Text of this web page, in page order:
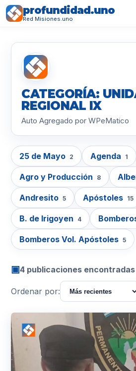
profundidad.uno
Red Misiones.uno
CATEGORÍA:
REGIONAL IX
Auto Agregado por WPeMatico
25 de Mayo 2 Agenda 1
Agro y Producción 8
Andresito 5 Apóstoles 15
B. de Irigoyen 4
Bomberos Vol. Apóstoles 5
▣4 publicaciones encontradas
Ordenar por: